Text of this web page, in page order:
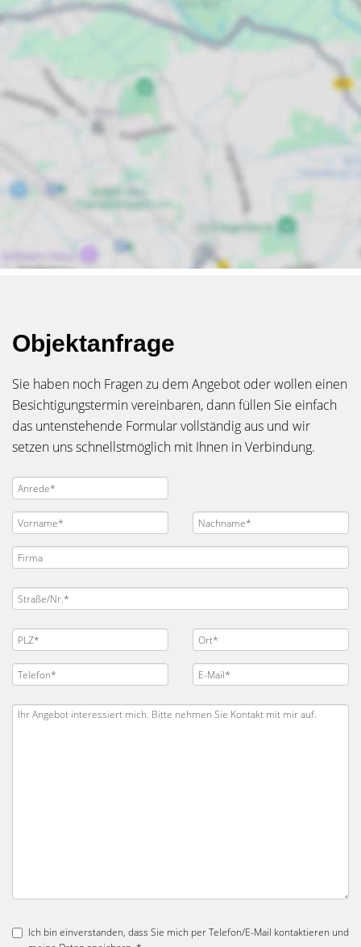
Objektanfrage
Sie haben noch Fragen zu dem Angebot oder wollen einen
Besichtigungstermin vereinbaren, dann füllen Sie einfach
das untenstehende Formular vollständig aus und wir
setzen uns schnellstmöglich mit Ihnen in Verbindung.
Ich bin einverstanden, dass Sie mich per Telefon/E-Mail kontaktieren und